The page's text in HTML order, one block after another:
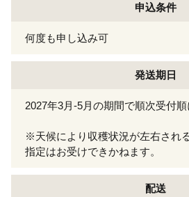
申込条件
何度も申し込み可
発送期日
2027年3月-5月の期間で順次受付
※天候により収穫状況が左右され
指定はお受けできかねます。
配送